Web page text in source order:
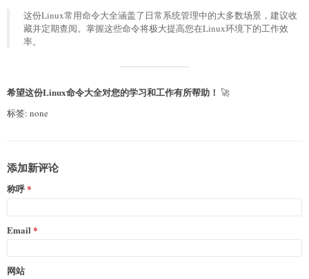
这份Linux常用命令大全涵盖了日常系统管理中的大多数场景，建议收
藏并定期查阅。掌握这些命令将极大提高您在Linux环境下的工作效
率。
希望这份Linux命令大全对您的学习和工作有所帮助！ 🚀
标签: none
添加新评论
称呼
Email
网站